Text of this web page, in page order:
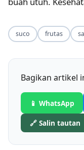
suco frutas
Bagikan artikel
📱 WhatsApp
🔗 Salin tautan